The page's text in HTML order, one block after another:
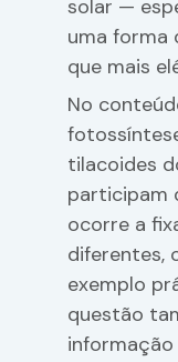
solar —
uma forma
que mais
No
tilacoides
participam
ocorre a
diferentes,
exemplo
questão